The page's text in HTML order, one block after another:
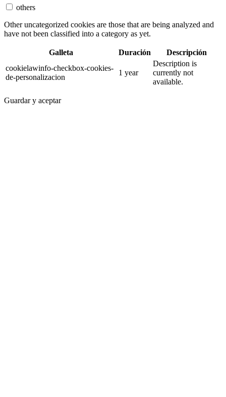
others
Other uncategorized cookies are those that are being analyzed and
have not been classified into a category as yet.
Galleta Duración
Descripción
cookielawinfo-checkbox-cookies-
de-personalizacion
1 year
Description is
currently not
available.
Guardar y aceptar